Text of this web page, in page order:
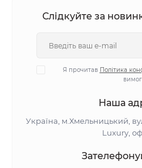
Слідкуйте за
Я прочитав Політика
Наша
Україна, м.Хмельницький,
Luxury,